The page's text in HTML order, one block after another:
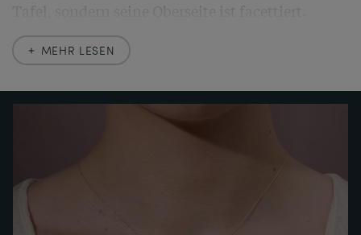
Wir konnten den schönen Anhänger in London
Edwardian Era, das wir um eine zarte Goldkette
MEHR LESEN